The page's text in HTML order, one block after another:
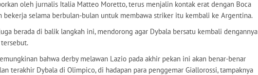
oleh jurnalis Italia Matteo Moretto, terus menjalin kontak erat dengan Boca
bekerja selama berbulan-bulan untuk membawa striker itu kembali ke Argentina.
berada di balik langkah ini, mendorong agar Dybala bersatu kembali dengannya
bahwa derby melawan Lazio pada akhir pekan ini akan benar-benar
terakhir Dybala di Olimpico, di hadapan para penggemar Giallorossi, tampaknya